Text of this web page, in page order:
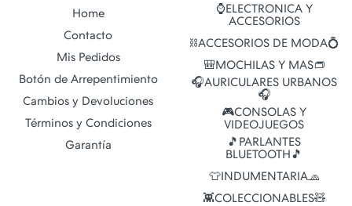
Home
Contacto
Mis Pedidos
Botón de Arrepentimiento
Cambios y Devoluciones
Términos y Condiciones
Garantía
⌚ELECTRONICA Y
ACCESORIOS
⛓️ACCESORIOS DE MODA💍
🎒MOCHILAS Y MAS👝
🎧AURICULARES URBANOS
🎧
🎮CONSOLAS Y
VIDEOJUEGOS
🎵PARLANTES
BLUETOOTH🎵
👕INDUMENTARIA🧢
👾COLECCIONABLES🧸